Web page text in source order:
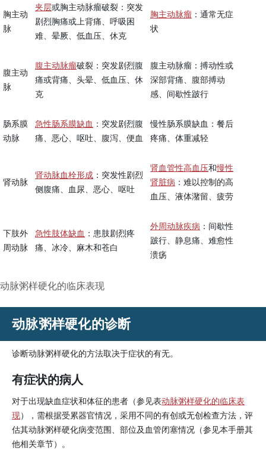
动脉粥样硬化的临床表现
胸主动
脉
夹层或胸主动脉瘤破裂：突发
剧烈胸痛或上背痛、呼吸困
难、晕厥、低血压、休克
胸主动脉瘤 ：通常无症
状
腹主动
脉
腹主动脉瘤破裂：突发剧烈腹
痛或背痛、头晕、低血压、休
克
腹主动脉瘤：搏动性或
深部背痛、腹部搏动
感、间歇性跛行
肠系膜
动脉
急性肠系膜缺血 ：突发剧烈腹
痛、恶心、呕吐、腹泻、便血
慢性肠系膜缺血：餐后
疼痛、体重减轻
肾动脉
肾动脉血栓形成 ：突发性剧烈
侧腹痛、血尿、恶心、呕吐
肾血管性高血压和慢性
肾脏病 ：难以控制的高
血压、液体潴留、疲劳
下肢外
周动脉
急性肢体缺血 ：患肢剧烈疼
痛、冰冷、麻木和苍白
外周动脉疾病 ：间歇性
跛行、静息痛、难愈性
溃疡
动脉粥样硬化的诊断
诊断动脉粥样硬化的方法取决于症状的有无。
有症状的病人
对于出现缺血症状和体征的患者（参见表动脉粥样硬化的临床表
现），需根据受累器官情况，采用不同的有创或无创检查方法，评
估其动脉粥样硬化病变范围、部位及血管闭塞情况（参见本手册其
他相关章节）。